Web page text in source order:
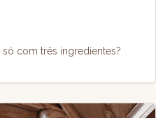
com três ingredientes?